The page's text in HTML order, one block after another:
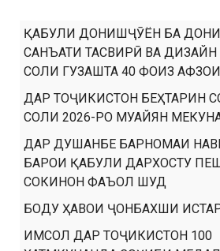
ҚАБУЛИ ДОНИШҶӮЁН БА
САНЪАТИ ТАСВИРӢ ВА ДИЗАЙН
СОЛИ ГУЗАШТА 40 ФОИЗ
ДАР ТОҶИКИСТОН БЕҲТАРИН
СОЛИ 2026-РО МУАЙЯН
ДАР ДУШАНБЕ БАРНОМАИ
БАРОИ ҚАБУЛИ ДАРХОСТУ
СОКИНОН ФАЪОЛ ШУД
БОДУ ҲАВОИ ҶОНБАХШИ
ИМСОЛ ДАР ТОҶИКИСТОН 100